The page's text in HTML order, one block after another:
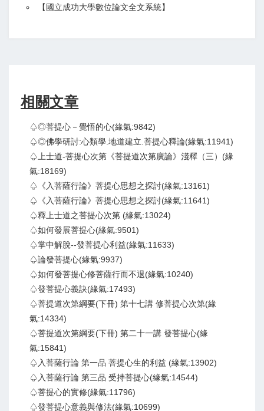
【 國立成功大學數位論文全文系統】
相關文章
♤◎菩提心－覺悟的心(緣氣:9842)
♤◎佛學研討:心類學.地道建立.菩提心釋論(緣氣:11941)
♤上士道-菩提心次第《菩提道次第廣論》淺釋（三）(緣
氣:18169)
♤《入菩薩行論》菩提心思想之探討(緣氣:13161)
♤《入菩薩行論》菩提心思想之探討(緣氣:11641)
♤釋上士道之菩提心次第 (緣氣:13024)
♤如何發展菩提心(緣氣:9501)
♤掌中解脫--發菩提心利益(緣氣:11633)
♤論發菩提心(緣氣:9937)
♤如何發菩提心修菩薩行而不退(緣氣:10240)
♤發菩提心義訣(緣氣:17493)
♤菩提道次第綱要(下冊) 第十七講 修菩提心次第(緣
氣:14334)
♤菩提道次第綱要(下冊) 第二十一講 發菩提心(緣
氣:15841)
♤入菩薩行論 第一品 菩提心生的利益 (緣氣:13902)
♤入菩薩行論 第三品 受持菩提心(緣氣:14544)
♤菩提心的實修(緣氣:11796)
♤發菩提心意義與修法(緣氣:10699)